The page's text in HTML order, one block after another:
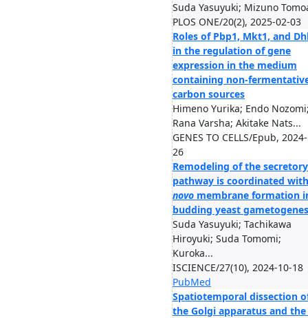
Suda Yasuyuki; Mizuno
PLOS ONE/20(2), 2025-02-03
Roles of Pbp1, Mkt1, and
in the regulation of gene
expression in the medium
containing non-
carbon sources
Himeno Yurika; Endo
Rana Varsha; Akitake Nats...
GENES TO CELLS/Epub,
26
Remodeling of the secretory
pathway is coordinated
novo membrane formation
budding yeast
Suda Yasuyuki; Tachikawa
Hiroyuki; Suda Tomomi;
Kuroka...
ISCIENCE/27(10), 2024-10-18
PubMed
Spatiotemporal dissection
the Golgi apparatus and the